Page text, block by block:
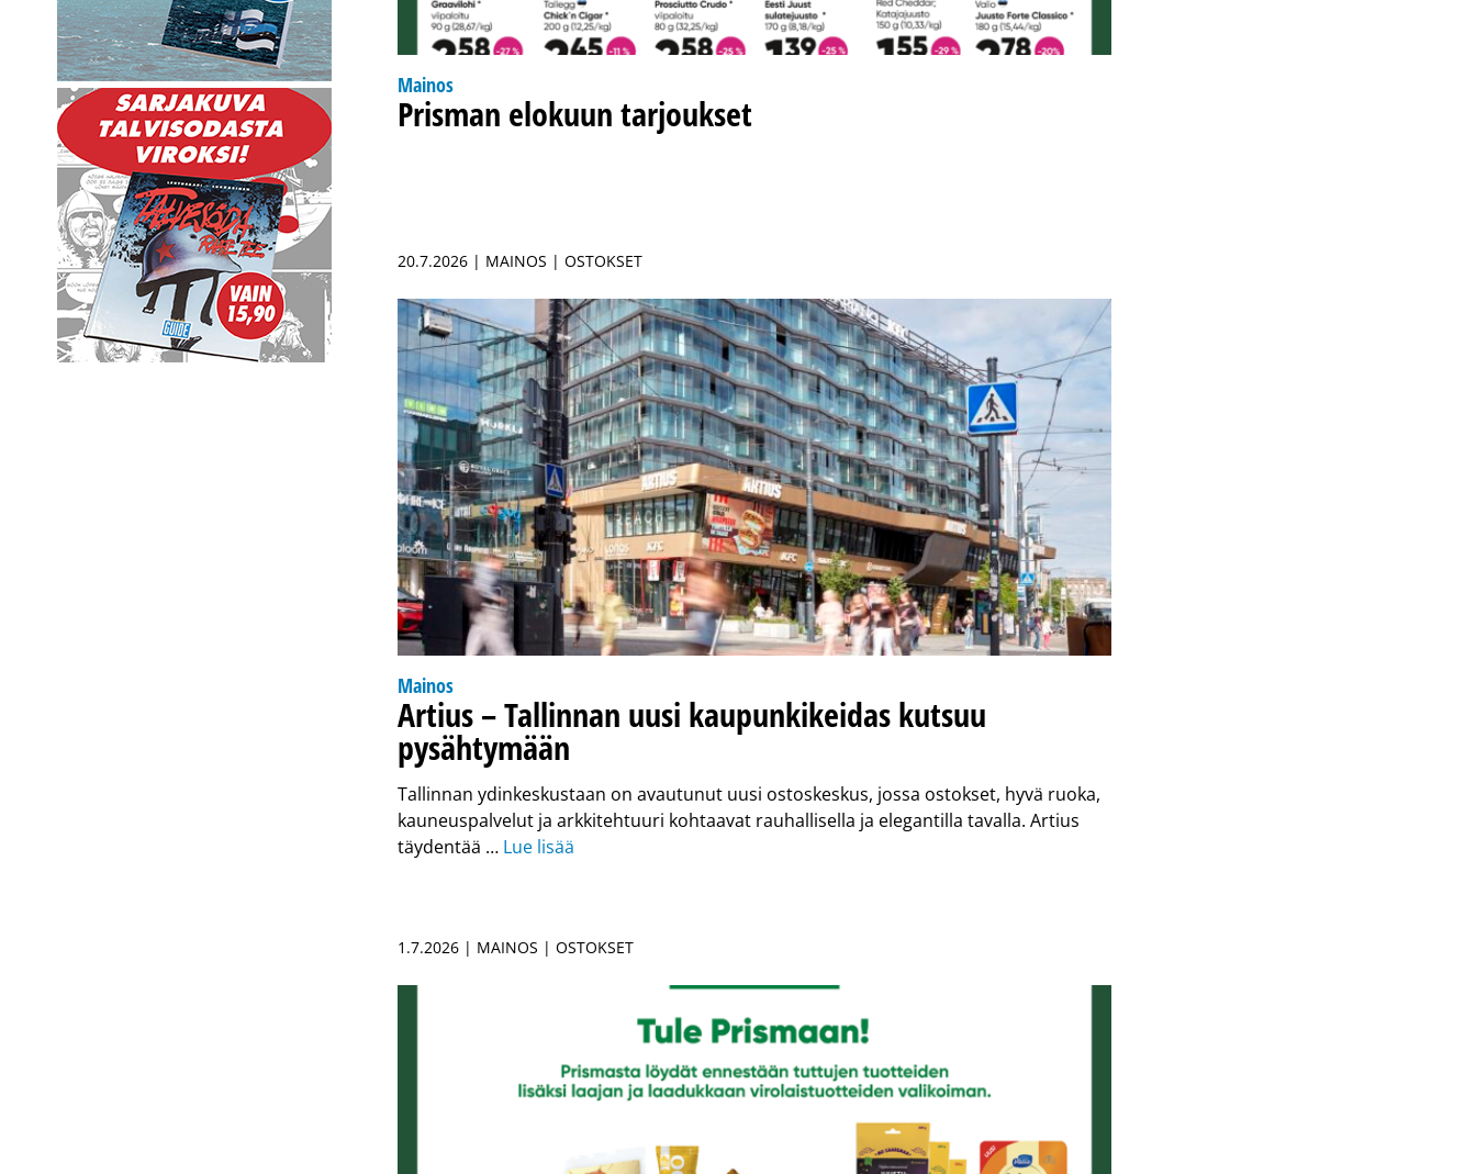
Mainos
Prisman elokuun tarjoukset
20.7.2026 | MAINOS | OSTOKSET
Mainos
Artius – Tallinnan uusi kaupunkikeidas kutsuu
pysähtymään
Tallinnan ydinkeskustaan on avautunut uusi ostoskeskus, jossa ostokset, hyvä ruoka,
kauneuspalvelut ja arkkitehtuuri kohtaavat rauhallisella ja elegantilla tavalla. Artius
täydentää … Lue lisää
1.7.2026 | MAINOS | OSTOKSET